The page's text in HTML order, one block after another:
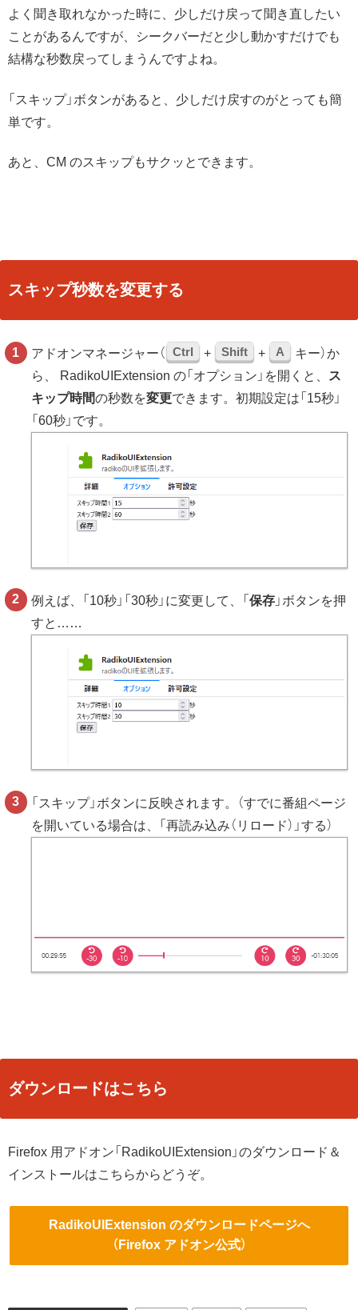
よく聞き取れなかった時に、少しだけ戻って聞き直したい
ことがあるんですが、シークバーだと少し動かすだけでも
結構な秒数戻ってしまうんですよね。
「スキップ」ボタンがあると、少しだけ戻すのがとっても簡
単です。
あと、CM のスキップもサクッとできます。
スキップ秒数を変更する
アドオンマネージャー（ Ctrl + Shift + A
キー）か
ら、 RadikoUIExtension の「オプション」を開くと、
ス
キップ時間の秒数を変更できます。初期設定は「15秒」
「60秒」です。
例えば、「10秒」「30秒」に変更して、「保存 」ボタンを押
すと……
「スキップ」ボタンに反映されます。（すでに番組ページ
を開いている場合は、「再読み込み（リロード）」する）
ダウンロードはこちら
Firefox 用アドオン「RadikoUIExtension」のダウンロード＆
インストールはこちらからどうぞ。
RadikoUIExtension のダウンロードページへ
（Firefox アドオン公式）